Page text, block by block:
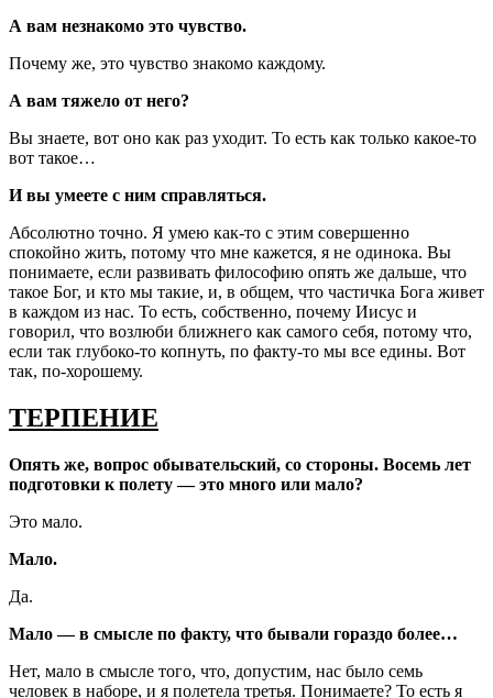
А вам незнакомо это чувство.
Почему же, это чувство знакомо каждому.
А вам тяжело от него?
Вы знаете, вот оно как раз уходит. То есть как только какое-то
вот такое…
И вы умеете с ним справляться.
Абсолютно точно. Я умею как-то с этим совершенно
спокойно жить, потому что мне кажется, я не одинока. Вы
понимаете, если развивать философию опять же дальше, что
такое Бог, и кто мы такие, и, в общем, что частичка Бога живет
в каждом из нас. То есть, собственно, почему Иисус и
говорил, что возлюби ближнего как самого себя, потому что,
если так глубоко-то копнуть, по факту-то мы все едины. Вот
так, по-хорошему.
ТЕРПЕНИЕ
Опять же, вопрос обывательский, со стороны. Восемь лет
подготовки к полету — это много или мало?
Это мало.
Мало.
Да.
Мало — в смысле по факту, что бывали гораздо более…
Нет, мало в смысле того, что, допустим, нас было семь
человек в наборе, и я полетела третья. Понимаете? То есть я